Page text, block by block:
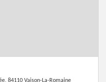
84110 Vaison-La-Romaine